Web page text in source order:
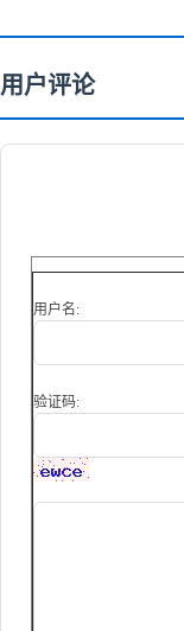
用户评论
用户名:
验证码: